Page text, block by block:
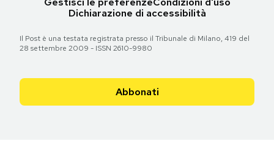
Dichiarazione di accessibilità
Il Post è una testata registrata presso il Tribunale di Milano, 419 del
28 settembre 2009 - ISSN 2610-9980
Abbonati